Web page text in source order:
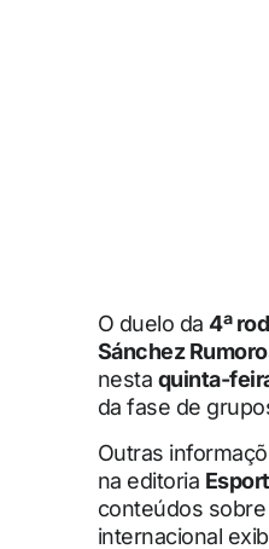
O duelo da 4ª
Sánchez
nesta quinta-
da fase de
Outras
na editoria
conteúdos
internacional